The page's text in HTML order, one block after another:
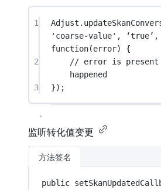
1 Adjust.
'coarse-value' , ‘true
function(error) {
2
// error is
happened
3
});
监听转化值变更
方法签名
public